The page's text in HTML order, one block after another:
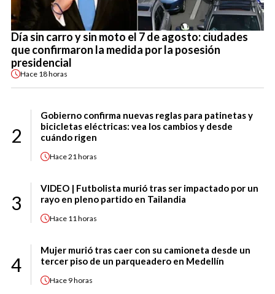
Día sin carro y sin moto el 7 de agosto: ciudades
que confirmaron la medida por la posesión
presidencial
Hace 18 horas
2
Gobierno confirma nuevas reglas para patinetas y
bicicletas eléctricas: vea los cambios y desde
cuándo rigen
Hace21 horas
3
VIDEO | Futbolista murió tras ser impactado por un
rayo en pleno partido en Tailandia
Hace 11 horas
4
Mujer murió tras caer con su camioneta desde un
tercer piso de un parqueadero en Medellín
Hace 9 horas